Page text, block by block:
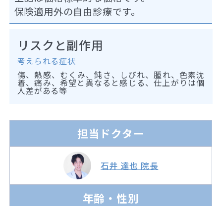
保険適用外の自由診療です。
リスクと副作用
考えられる症状
傷、熱感、むくみ、鈍さ、しびれ、腫れ、色素沈
着、痛み、希望と異なると感じる、仕上がりは個
人差がある等
担当ドクター
石井 達也 院長
年齢・性別